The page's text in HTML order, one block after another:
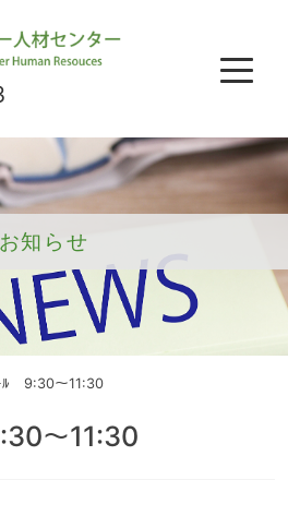
お知らせ
ﾙ 9:30～11:30
～11:30